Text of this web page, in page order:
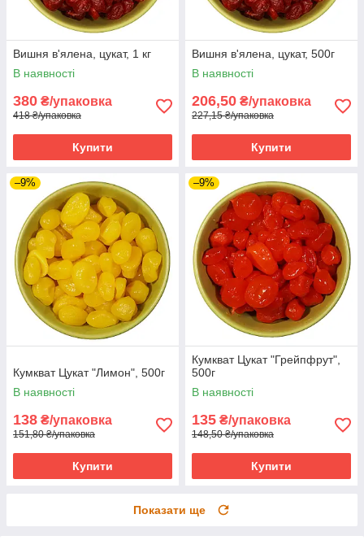
Вишня в'ялена, цукат, 1 кг
В наявності
380 ₴/упаковка
418 ₴/упаковка
Купити
Вишня в'ялена, цукат, 500г
В наявності
206,50 ₴/упаковка
227,15 ₴/упаковка
Купити
–9%
Кумкват Цукат "Лимон", 500г
В наявності
138 ₴/упаковка
151,80 ₴/упаковка
Купити
–9%
Кумкват Цукат "Грейпфрут",
500г
В наявності
135 ₴/упаковка
148,50 ₴/упаковка
Купити
Показати ще